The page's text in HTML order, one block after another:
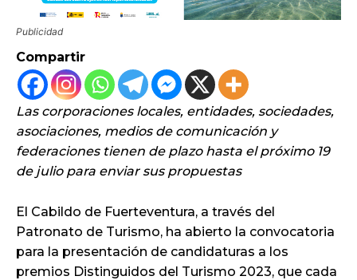
Publicidad
Compartir
Las corporaciones locales, entidades, sociedades,
asociaciones, medios de comunicación y
federaciones tienen de plazo hasta el próximo 19
de julio para enviar sus propuestas
El Cabildo de Fuerteventura, a través del
Patronato de Turismo, ha abierto la convocatoria
para la presentación de candidaturas a los
premios Distinguidos del Turismo 2023, que cada